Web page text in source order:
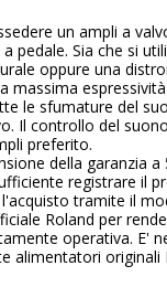
un ampli a
pedale. Sia che si
oppure una
massima
le sfumature del
Il controllo del
preferito.
della garanzia a
registrare il
tramite il
Roland per
operativa. E'
alimentatori originali